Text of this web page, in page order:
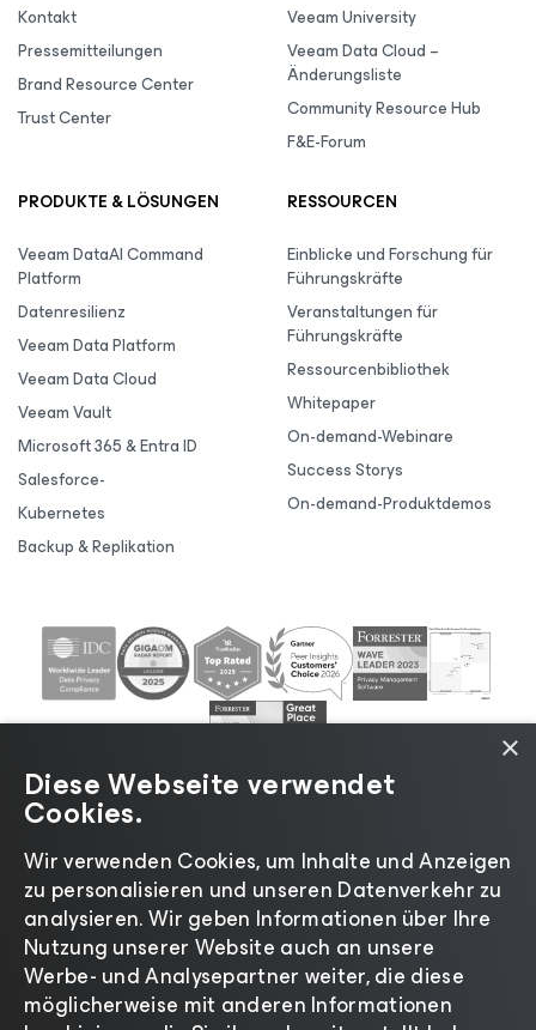
Kontakt
Pressemitteilungen
Brand Resource Center
Trust Center
Veeam University
Veeam Data Cloud –
Änderungsliste
Community Resource Hub
F&E-Forum
PRODUKTE & LÖSUNGEN
Veeam DataAI Command
Platform
Datenresilienz
Veeam Data Platform
Veeam Data Cloud
Veeam Vault
Microsoft 365 & Entra ID
Salesforce-
Kubernetes
Backup & Replikation
RESSOURCEN
Einblicke und Forschung für
Führungskräfte
Veranstaltungen für
Führungskräfte
Ressourcenbibliothek
Whitepaper
On-demand-Webinare
Success Storys
On-demand-Produktdemos
©2026 Veeam® Software |Datenschutzrichtlinie|
Cookies|Rechtliches |Lizenzierungsrichtlinie|
Lieferanten-Ressourcen| Impressum
×
Diese Webseite verwendet
Cookies.
Wir verwenden Cookies, um Inhalte und Anzeigen
zu personalisieren und unseren Datenverkehr zu
analysieren. Wir geben Informationen über Ihre
Nutzung unserer Website auch an unsere
Werbe- und Analysepartner weiter, die diese
möglicherweise mit anderen Informationen